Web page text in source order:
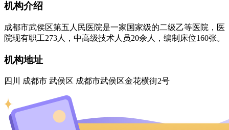
机构介绍
成都市武侯区第五人民医院是一家国家级的二级乙等医院，医
院现有职工273人，中高级技术人员20余人，编制床位160张。
机构地址
四川 成都市 武侯区 成都市武侯区金花横街2号